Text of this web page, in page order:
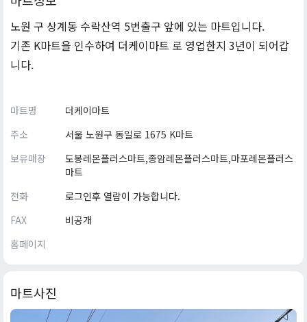
노원 구 상계동 수락산역 5번출구 앞에 있는 마트입니다.
기존 K마트을 인수하여 더케이마트 로 영업한지 3년이 되어갑
니다.
마트명
더케이마트
주소
서울 노원구 동일로 1675 K마트
보유매장
도봉레몬플러스마트,종암레몬플러스마트,마포레몬플러스
마트
전화
로그인후 열람이 가능합니다.
FAX
비공개
홈페이지
마트사진